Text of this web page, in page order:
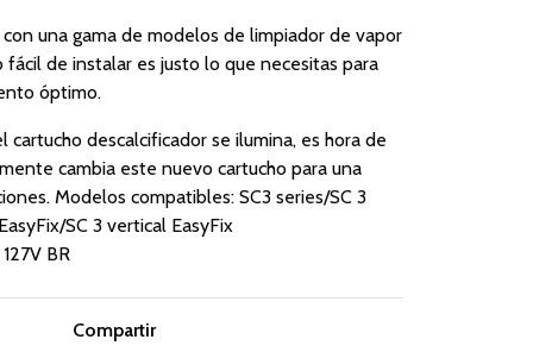
una gama de modelos de limpiador de vapor
fácil de instalar es justo lo que necesitas para
óptimo.
cartucho descalcificador se ilumina, es hora de
cambia este nuevo cartucho para una
Modelos compatibles: SC3 series/SC 3
SC 3 vertical EasyFix
BR
Compartir